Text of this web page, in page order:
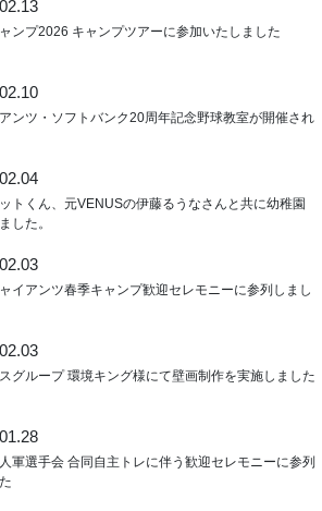
ンプ2026 キャンプツアーに参加いたしました
ンツ・ソフトバンク20周年記念野球教室が開催され
トくん、元VENUSの伊藤るうなさんと共に幼稚園
した。
イアンツ春季キャンプ歓迎セレモニーに参列しまし
グループ 環境キング様にて壁画制作を実施しました
軍選手会 合同自主トレに伴う歓迎セレモニーに参列